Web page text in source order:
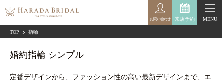
来店予約
お問い合わせ MENU
TOP 指輪
婚約指輪 シンプル
定番デザインから、ファッション性の高い最新デザインまで、エ